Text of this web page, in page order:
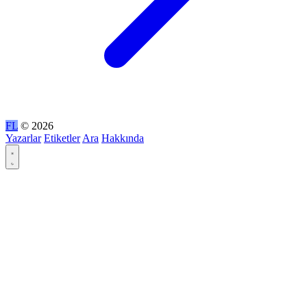
FL © 2026
Yazarlar Etiketler Ara Hakkında